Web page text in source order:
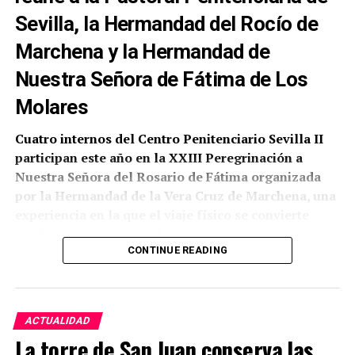
Sevilla, la Hermandad del Rocío de
Marchena y la Hermandad de
Nuestra Señora de Fátima de Los
Molares
Cuatro internos del Centro Penitenciario Sevilla II
participan este año en la XXIII Peregrinación a
Nuestra Señora del Rosario de Fátima organizada
por la Hermandad de la Vera Cruz de Marchena, una
también en un camino de convivencia, oración y
reflexión personal.
Según ha comunicado la propia corporación
a la colaboración de la Pastoral Penitenciaria de la
Archidiócesis de Sevilla, a la que se han sumado la
CONTINUE READING
ACTUALIDAD